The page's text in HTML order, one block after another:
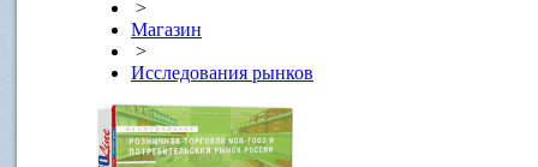
>
Магазин
>
Исследования рынков